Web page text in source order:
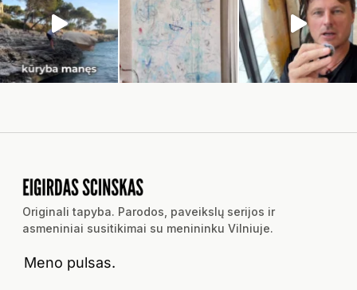
Originali tapyba. Parodos, paveikslų serijos ir
asmeniniai susitikimai su menininku Vilniuje.
Meno pulsas.